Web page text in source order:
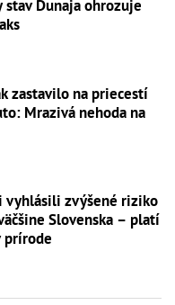
stav Dunaja ohrozuje
zastavilo na priecestí
Mrazivá nehoda na
vyhlásili zvýšené riziko
Slovenska – platí
prírode